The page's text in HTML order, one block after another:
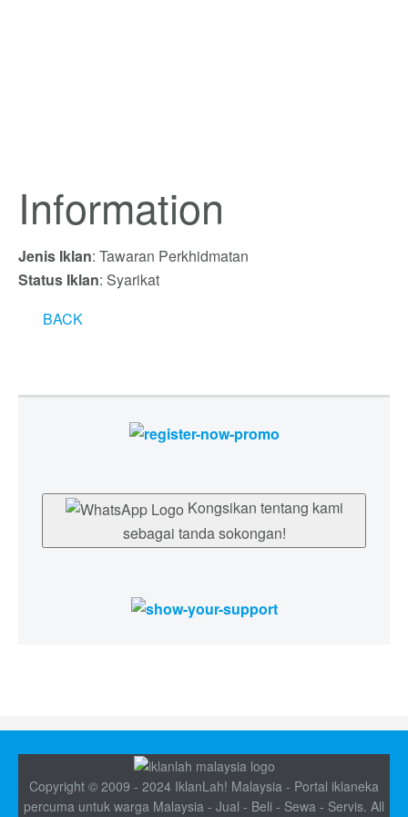
Information
Jenis Iklan: Tawaran Perkhidmatan
Status Iklan: Syarikat
BACK
sebagai tanda sokongan!
Copyright © 2009 - 2024 IklanLah! Malaysia - Portal iklaneka
percuma untuk warga Malaysia - Jual - Beli - Sewa - Servis. All